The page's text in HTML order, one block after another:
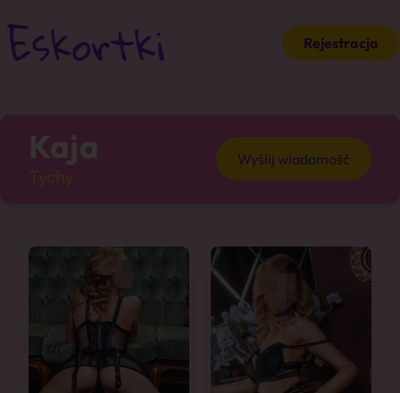
Rejestracja
Kaja Wyślij wiadomość